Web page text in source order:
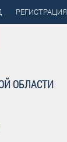
РЕГИСТРАЦИЯ
ОБЛАСТИ